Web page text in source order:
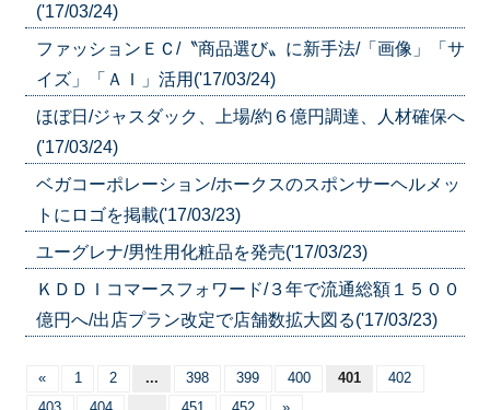
('17/03/24)
ファッションＥＣ/〝商品選び〟に新手法/「画像」「サ
イズ」「ＡＩ」活用('17/03/24)
ほぼ日/ジャスダック、上場/約６億円調達、人材確保へ
('17/03/24)
ベガコーポレーション/ホークスのスポンサーヘルメッ
トにロゴを掲載('17/03/23)
ユーグレナ/男性用化粧品を発売('17/03/23)
ＫＤＤＩコマースフォワード/３年で流通総額１５００
億円へ/出店プラン改定で店舗数拡大図る('17/03/23)
« 1 2 ... 398 399 400 401
402